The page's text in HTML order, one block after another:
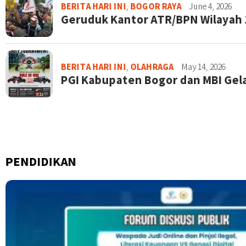
BERITA HARI INI, BOGOR RAYA June 4, 2026
Geruduk Kantor ATR/BPN
BERITA HARI INI, OLAHRAGA May 14, 2026
PGI Kabupaten Bogor dan MBI
PENDIDIKAN